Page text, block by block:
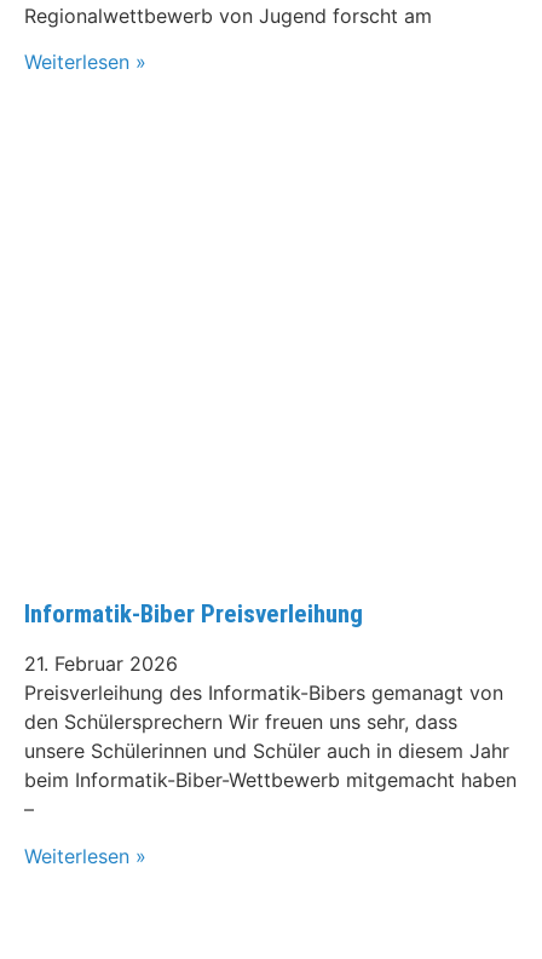
Regionalwettbewerb von Jugend forscht am
Weiterlesen »
Informatik-Biber Preisverleihung
21. Februar 2026
Preisverleihung des Informatik-Bibers gemanagt von
den Schülersprechern Wir freuen uns sehr, dass
unsere Schülerinnen und Schüler auch in diesem Jahr
beim Informatik-Biber-Wettbewerb mitgemacht haben
–
Weiterlesen »